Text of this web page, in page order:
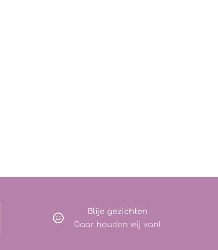
Blije gezichten
Daar houden wij van!